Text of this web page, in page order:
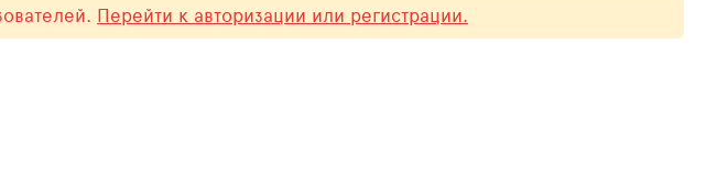
Перейти к авторизации или регистрации.